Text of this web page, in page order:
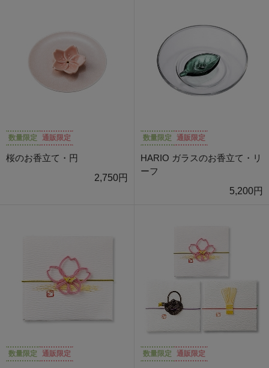
数量限定 通販限定
桜のお香立て・円
2,750円
数量限定 通販限定
HARIO ガラスのお香立て・リ
ーフ
5,200円
数量限定 通販限定 数量限定 通販限定